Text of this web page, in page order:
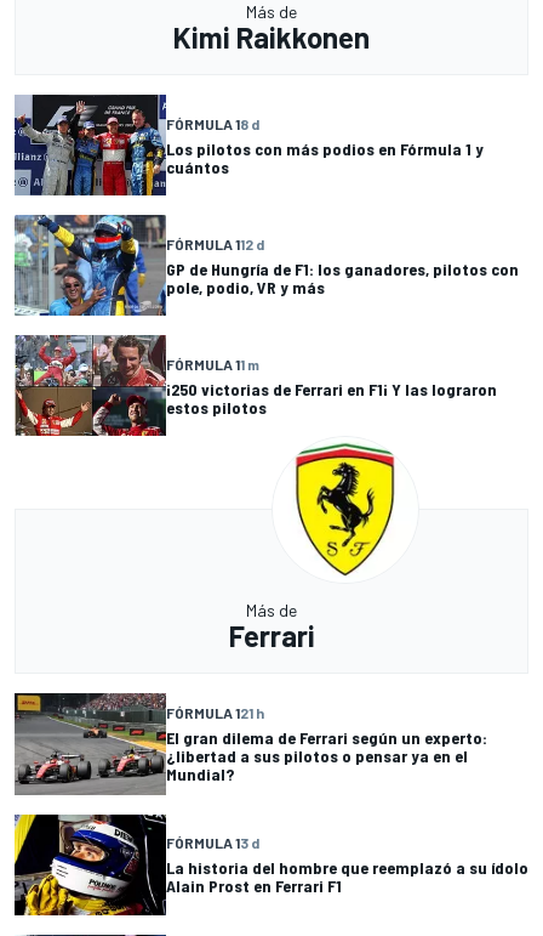
Más de
Kimi Raikkonen
FÓRMULA 18 d
Los pilotos con más podios en Fórmula 1 y
cuántos
FÓRMULA 112 d
GP de Hungría de F1: los ganadores, pilotos con
pole, podio, VR y más
FÓRMULA 11 m
¡250 victorias de Ferrari en F1¡ Y las lograron
estos pilotos
Más de
Ferrari
FÓRMULA 121 h
El gran dilema de Ferrari según un experto:
¿libertad a sus pilotos o pensar ya en el
Mundial?
FÓRMULA 13 d
La historia del hombre que reemplazó a su ídolo
Alain Prost en Ferrari F1